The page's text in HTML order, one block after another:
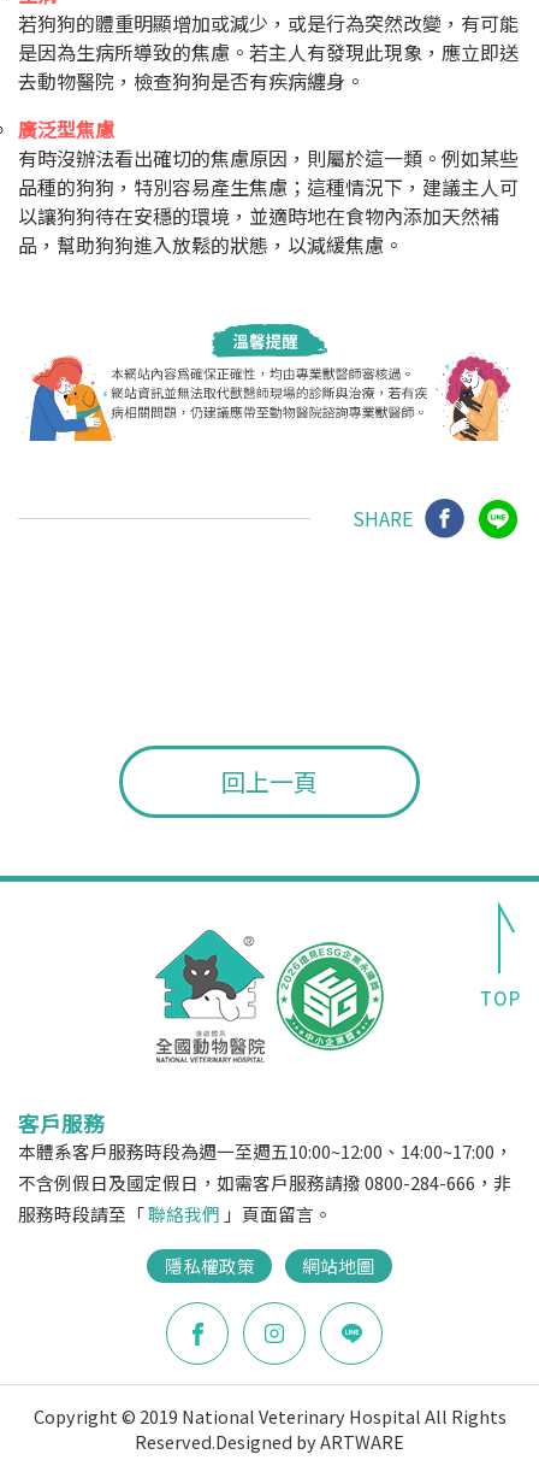
若狗狗的體重明顯增加或減少，或是行為突然改變，有可能
是因為生病所導致的焦慮。若主人有發現此現象，應立即送
去動物醫院，檢查狗狗是否有疾病纏身。
廣泛型焦慮
有時沒辦法看出確切的焦慮原因，則屬於這一類。例如某些
品種的狗狗，特別容易產生焦慮；這種情況下，建議主人可
以讓狗狗待在安穩的環境，並適時地在食物內添加天然補
品，幫助狗狗進入放鬆的狀態，以減緩焦慮。
SHARE
回上一頁
客戶服務
本體系客戶服務時段為週一至週五10:00~12:00、14:00~17:00，
不含例假日及國定假日，如需客戶服務請撥 0800-284-666，非
服務時段請至「聯絡我們 」頁面留言。
隱私權政策 網站地圖
Copyright © 2019 National Veterinary Hospital All Rights
Reserved.Designed by ARTWARE